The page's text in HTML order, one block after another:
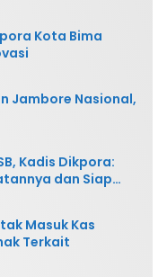
Kota Bima
Jambore Nasional,
Kadis Dikpora:
dan Siap
Masuk Kas
Terkait